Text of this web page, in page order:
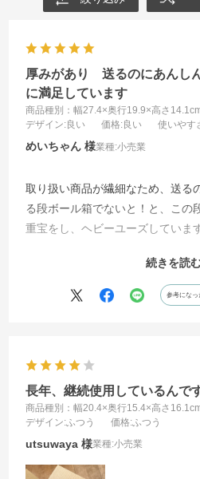
厚みがあり 送るのにあんし
に満足しています
商品種別：幅27.4×奥行19.9×高さ
デザイン:良い 価格:良い 使いやす
めいちゃん 業種:小売業
取り扱い商品が繊細なため、送る
る段ボール箱でないと！と、この
重宝をし、ヘビーユーズしていま
他社と比べて、価格にも満足して
ていきたいと考えています。
続きを読
参考になっ
長年、継続使用しているんで
商品種別：幅20.4×奥行15.4×高さ
デザイン:ふつう 価格:ふつう
utsuwaya 業種:小売業